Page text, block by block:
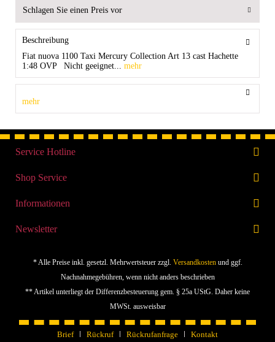
Schlagen Sie einen Preis vor
Beschreibung
Fiat nuova 1100 Taxi Mercury Collection Art 13 cast Hachette
1:48 OVP Nicht geeignet... mehr
mehr
Service Hotline
Shop Service
Informationen
Newsletter
* Alle Preise inkl. gesetzl. Mehrwertsteuer zzgl. Versandkostenund ggf.
Nachnahmegebühren, wenn nicht anders beschrieben
** Artikel unterliegt der Differenzbesteuerung gem. § 25a UStG. Daher keine
MWSt. ausweisbar
Brief Rückruf Rückrufanfrage Kontakt